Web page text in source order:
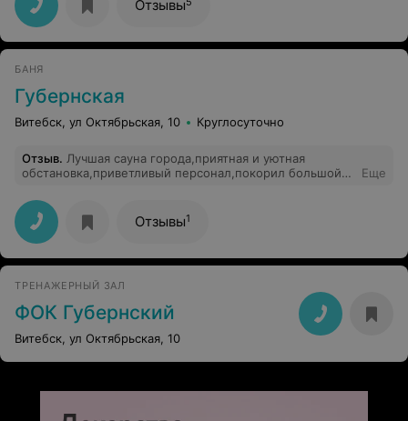
сыпятся если их сразу в горячую воду положить, мы
свои приносим, замачиваем заранее в теплой воде а
потом храним в сыром полотенце за день до бани.
пятницу!
Отзывы
БАНЯ
Губернская
Витебск, ул Октябрьская, 10 Круглосуточно
Отзыв. Лучшая сауна города,приятная и уютная
обстановка,приветливый персонал,покорил большой
рекомендуем,огромное вам спасибо за прекрасно
проведенное время.
Еще
Отзывы1
ТРЕНАЖЕРНЫЙ ЗАЛ
ФОК Губернский
Витебск, ул Октябрьская, 10